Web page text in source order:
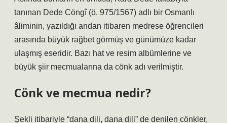
tanınan Dede Cöngî (ö. 975/1567) adlı bir Osmanlı
âliminin, yazıldığı andan itibaren medrese öğrencileri
arasında büyük rağbet görmüş ve günümüze kadar
ulaşmış eseridir. Bazı hat ve resim albümlerine ve
büyük şiir mecmualarına da cönk adı verilmiştir.
Cönk ve mecmua nedir?
Şekli itibariyle “dana dili, dana dili” de denilen cönkler,